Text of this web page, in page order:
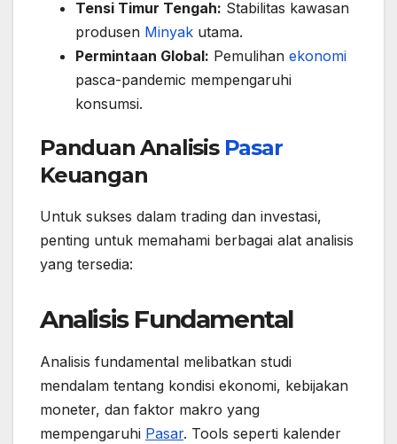
Tensi Timur Tengah: Stabilitas kawasan
produsen Minyak utama.
Permintaan Global: Pemulihan ekonomi
pasca-pandemic mempengaruhi
konsumsi.
Panduan Analisis Pasar
Keuangan
Untuk sukses dalam trading dan investasi,
penting untuk memahami berbagai alat analisis
yang tersedia:
Analisis Fundamental
Analisis fundamental melibatkan studi
mendalam tentang kondisi ekonomi, kebijakan
moneter, dan faktor makro yang
mempengaruhi Pasar. Tools seperti kalender